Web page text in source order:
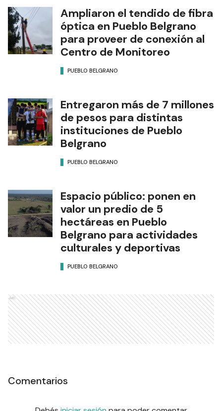
Ampliaron el tendido de fibra
óptica en Pueblo Belgrano
para proveer de conexión al
Centro de Monitoreo
PUEBLO BELGRANO
Entregaron más de 7 millones
de pesos para distintas
instituciones de Pueblo
Belgrano
PUEBLO BELGRANO
Espacio público: ponen en
valor un predio de 5
hectáreas en Pueblo
Belgrano para actividades
culturales y deportivas
PUEBLO BELGRANO
Ads
Comentarios